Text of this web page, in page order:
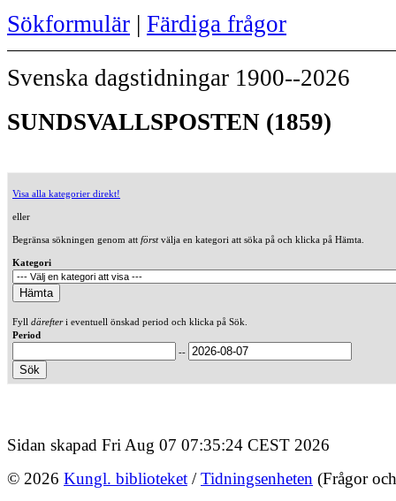
Sökformulär | Färdiga frågor
Svenska dagstidningar 1900--2026
SUNDSVALLSPOSTEN (1859)
Visa alla kategorier direkt!
eller
Begränsa sökningen genom att förstvälja en kategori att söka på och klicka på Hämta.
Kategori
Fyll därefteri eventuell önskad period och klicka på Sök.
Period
--
Sidan skapad Fri Aug 07 07:35:24 CEST 2026
© 2026 Kungl. biblioteket /Tidningsenheten (Frågor